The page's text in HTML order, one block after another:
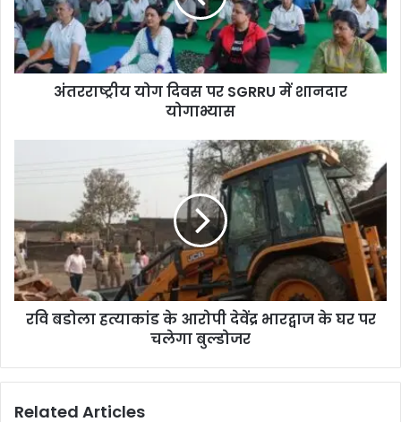
अंतरराष्ट्रीय योग दिवस पर SGRRU में शानदार
योगाभ्यास
रवि बडोला हत्याकांड के आरोपी देवेंद्र भारद्वाज के घर पर
चलेगा बुल्डोजर
Related Articles